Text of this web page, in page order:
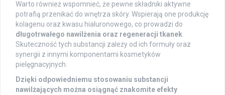
Warto również wspomnieć, że pewne składniki aktywne
potrafią przenikać do wnętrza skóry. Wspierają one produkcję
kolagenu oraz kwasu hialuronowego, co prowadzi do
długotrwałego nawilżenia oraz regeneracji tkanek.
Skuteczność tych substancji zależy od ich formuły oraz
synergii z innymi komponentami kosmetyków
pielęgnacyjnych.
Dzięki odpowiedniemu stosowaniu substancji
nawilżających można osiągnąć znakomite efekty